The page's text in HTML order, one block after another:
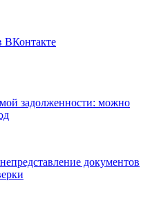
ВКонтакте
задолженности: можно
документов